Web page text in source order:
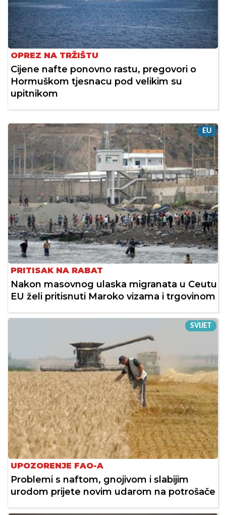
OPREZ NA TRŽIŠTU
Cijene nafte ponovno rastu, pregovori o
Hormuškom tjesnacu pod velikim su
upitnikom
EU
PRITISAK NA RABAT
Nakon masovnog ulaska migranata u Ceutu
EU želi pritisnuti Maroko vizama i trgovinom
SVIJET
UPOZORENJE FAO-A
Problemi s naftom, gnojivom i slabijim
urodom prijete novim udarom na potrošače